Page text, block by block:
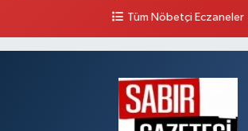
Tüm Nöbetçi Eczaneler